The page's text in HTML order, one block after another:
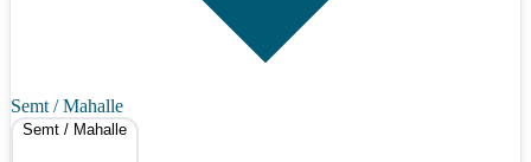
Semt / Mahalle
Semt / Mahalle